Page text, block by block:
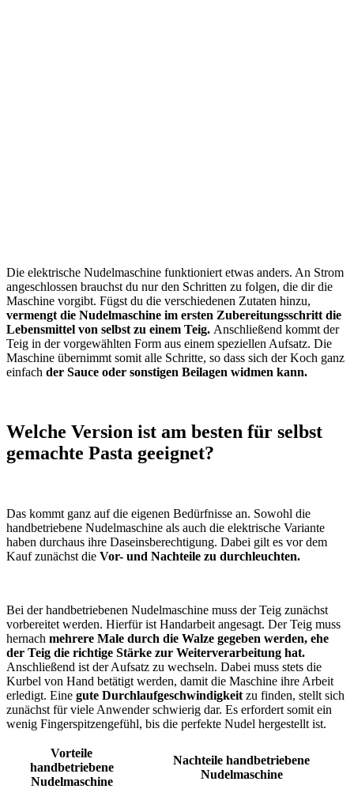
Die elektrische Nudelmaschine funktioniert etwas anders. An Strom
angeschlossen brauchst du nur den Schritten zu folgen, die dir die
Maschine vorgibt. Fügst du die verschiedenen Zutaten hinzu,
vermengt die Nudelmaschine im ersten Zubereitungsschritt die
Lebensmittel von selbst zu einem Teig. Anschließend kommt der
Teig in der vorgewählten Form aus einem speziellen Aufsatz. Die
Maschine übernimmt somit alle Schritte, so dass sich der Koch ganz
einfach der Sauce oder sonstigen Beilagen widmen kann.
Welche Version ist am besten für selbst
gemachte Pasta geeignet?
Das kommt ganz auf die eigenen Bedürfnisse an. Sowohl die
handbetriebene Nudelmaschine als auch die elektrische Variante
haben durchaus ihre Daseinsberechtigung. Dabei gilt es vor dem
Kauf zunächst die Vor- und Nachteile zu durchleuchten.
Bei der handbetriebenen Nudelmaschine muss der Teig zunächst
vorbereitet werden. Hierfür ist Handarbeit angesagt. Der Teig muss
hernach mehrere Male durch die Walze gegeben werden, ehe
der Teig die richtige Stärke zur Weiterverarbeitung hat.
Anschließend ist der Aufsatz zu wechseln. Dabei muss stets die
Kurbel von Hand betätigt werden, damit die Maschine ihre Arbeit
erledigt. Eine gute Durchlaufgeschwindigkeit zu finden, stellt sich
zunächst für viele Anwender schwierig dar. Es erfordert somit ein
wenig Fingerspitzengefühl, bis die perfekte Nudel hergestellt ist.
Vorteile
handbetriebene
Nudelmaschine
Nachteile handbetriebene
Nudelmaschine